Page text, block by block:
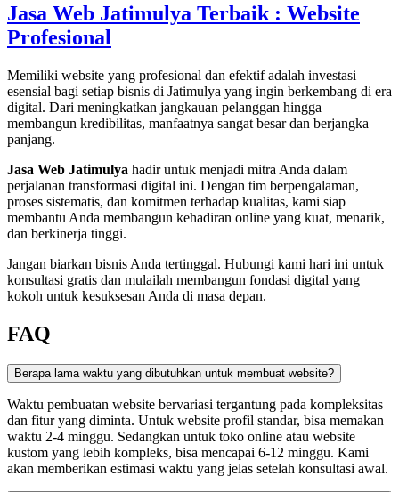
Jasa Web Jatimulya Terbaik : Website
Profesional
Memiliki website yang profesional dan efektif adalah investasi
esensial bagi setiap bisnis di Jatimulya yang ingin berkembang di era
digital. Dari meningkatkan jangkauan pelanggan hingga
membangun kredibilitas, manfaatnya sangat besar dan berjangka
panjang.
Jasa Web Jatimulya hadir untuk menjadi mitra Anda dalam
perjalanan transformasi digital ini. Dengan tim berpengalaman,
proses sistematis, dan komitmen terhadap kualitas, kami siap
membantu Anda membangun kehadiran online yang kuat, menarik,
dan berkinerja tinggi.
Jangan biarkan bisnis Anda tertinggal. Hubungi kami hari ini untuk
konsultasi gratis dan mulailah membangun fondasi digital yang
kokoh untuk kesuksesan Anda di masa depan.
FAQ
Berapa lama waktu yang dibutuhkan untuk membuat website?
Waktu pembuatan website bervariasi tergantung pada kompleksitas
dan fitur yang diminta. Untuk website profil standar, bisa memakan
waktu 2-4 minggu. Sedangkan untuk toko online atau website
kustom yang lebih kompleks, bisa mencapai 6-12 minggu. Kami
akan memberikan estimasi waktu yang jelas setelah konsultasi awal.